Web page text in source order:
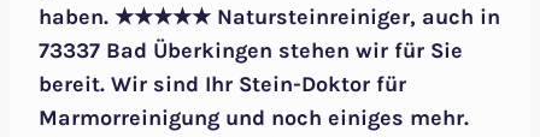
haben. ★★★★★ Natursteinreiniger, auch in
73337 Bad Überkingen stehen wir für Sie
bereit. Wir sind Ihr Stein-Doktor für
Marmorreinigung und noch einiges mehr.